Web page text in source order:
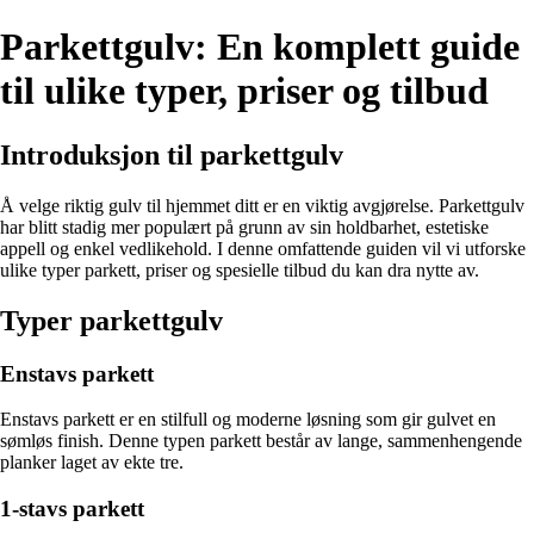
Parkettgulv: En komplett guide
til ulike typer, priser og tilbud
Introduksjon til parkettgulv
Å velge riktig gulv til hjemmet ditt er en viktig avgjørelse. Parkettgulv
har blitt stadig mer populært på grunn av sin holdbarhet, estetiske
appell og enkel vedlikehold. I denne omfattende guiden vil vi utforske
ulike typer parkett, priser og spesielle tilbud du kan dra nytte av.
Typer parkettgulv
Enstavs parkett
Enstavs parkett er en stilfull og moderne løsning som gir gulvet en
sømløs finish. Denne typen parkett består av lange, sammenhengende
planker laget av ekte tre.
1-stavs parkett